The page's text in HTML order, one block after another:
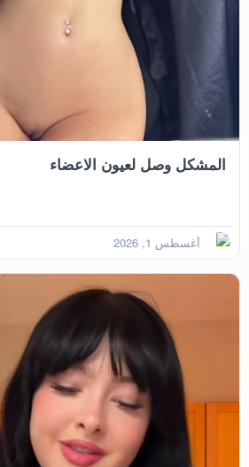
المشكل وصل لعيون الاعضاء
أغسطس 1, 2026